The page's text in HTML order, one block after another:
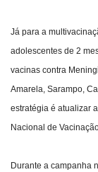
Já para a
adolescentes de 2
vacinas contra
Amarela, Sarampo,
estratégia é atualizar
Nacional de
Durante a campanha